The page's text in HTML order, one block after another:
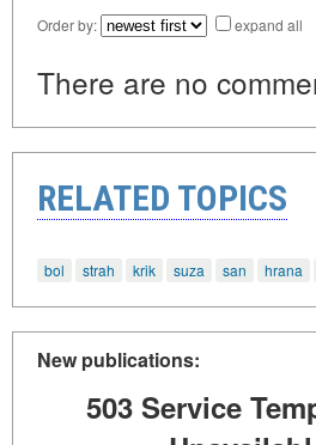
Order by: expand all
There are no
RELATED TOPICS
bol strah krik suza san hrana
New publications:
503 Service